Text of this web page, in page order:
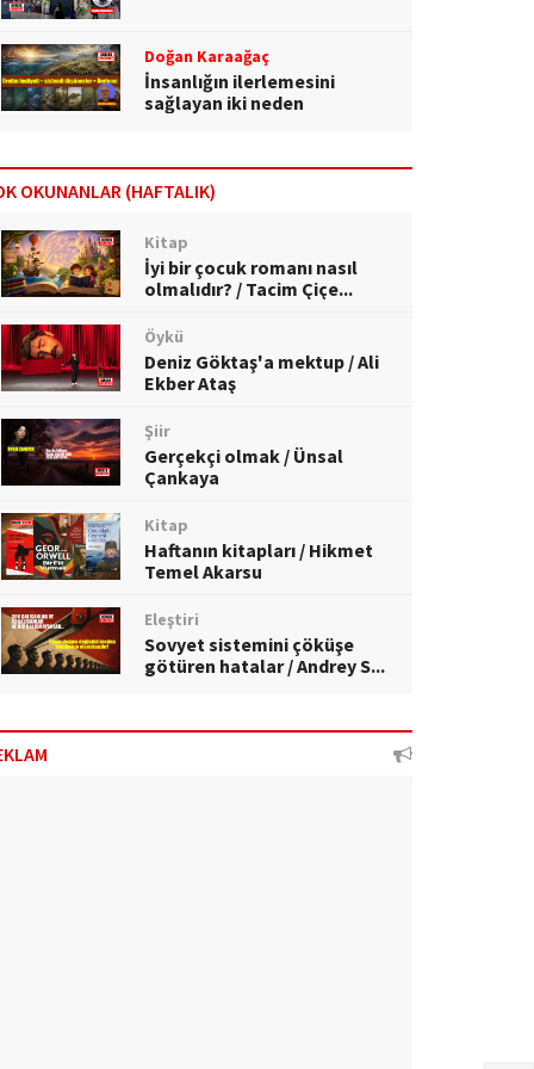
Doğan Karaağaç
İnsanlığın ilerlemesini
sağlayan iki neden
OKUNANLAR (HAFTALIK)
Kitap
İyi bir çocuk romanı nasıl
olmalıdır? / Tacim Çiçe...
Öykü
Deniz Göktaş'a mektup / Ali
Ekber Ataş
Şiir
Gerçekçi olmak / Ünsal
Çankaya
Kitap
Haftanın kitapları / Hikmet
Temel Akarsu
Eleştiri
Sovyet sistemini çöküşe
götüren hatalar / Andrey S...